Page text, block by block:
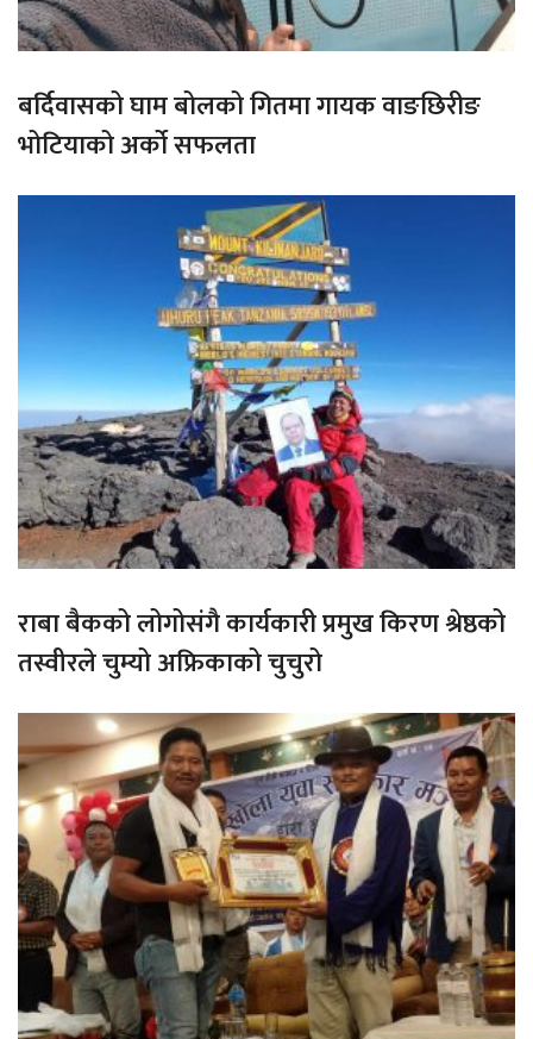
बर्दिवासको घाम बोलको गितमा गायक वाङछिरीङ
भोटियाको अर्को सफलता
राबा बैकको लोगोसंगै कार्यकारी प्रमुख किरण श्रेष्ठको
तस्वीरले चुम्यो अफ्रिकाको चुचुरो